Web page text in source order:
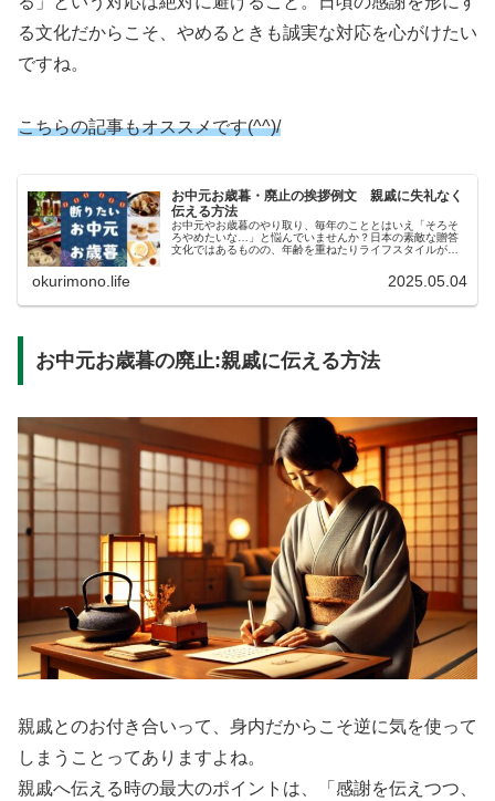
る文化だからこそ、やめるときも誠実な対応を心がけたい
ですね。
こちらの記事もオススメです(^^)/
お中元お歳暮・廃止の挨拶例文 親戚に失礼なく
伝える方法
お中元やお歳暮のやり取り、毎年のこととはいえ「そろそ
ろやめたいな…」と悩んでいませんか？日本の素敵な贈答
文化ではあるものの、年齢を重ねたりライフスタイルが変
okurimono.life 2025.05.04
お中元お歳暮の廃止:親戚に伝える方法
親戚とのお付き合いって、身内だからこそ逆に気を使って
しまうことってありますよね。
親戚へ伝える時の最大のポイントは、「感謝を伝えつつ、